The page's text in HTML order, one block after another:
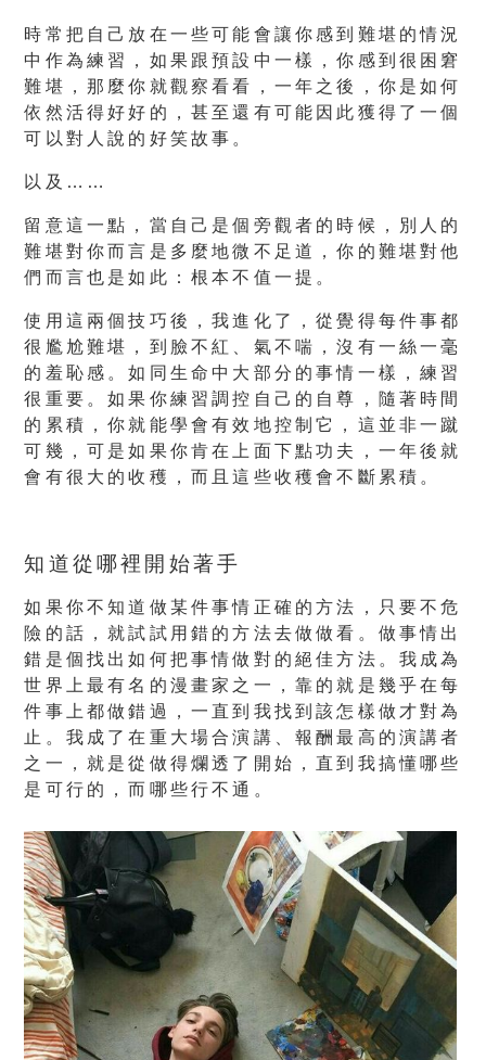
時常把自己放在一些可能會讓你感到難堪的情況
中作為練習，如果跟預設中一樣，你感到很困窘
難堪，那麼你就觀察看看，一年之後，你是如何
依然活得好好的，甚至還有可能因此獲得了一個
可以對人說的好笑故事。
以及……
留意這一點，當自己是個旁觀者的時候，別人的
難堪對你而言是多麼地微不足道，你的難堪對他
們而言也是如此：根本不值一提。
使用這兩個技巧後，我進化了，從覺得每件事都
很尷尬難堪，到臉不紅、氣不喘，沒有一絲一毫
的羞恥感。如同生命中大部分的事情一樣，練習
很重要。如果你練習調控自己的自尊，隨著時間
的累積，你就能學會有效地控制它，這並非一蹴
可幾，可是如果你肯在上面下點功夫，一年後就
會有很大的收穫，而且這些收穫會不斷累積。
知道從哪裡開始著手
如果你不知道做某件事情正確的方法，只要不危
險的話，就試試用錯的方法去做做看。做事情出
錯是個找出如何把事情做對的絕佳方法。我成為
世界上最有名的漫畫家之一，靠的就是幾乎在每
件事上都做錯過，一直到我找到該怎樣做才對為
止。我成了在重大場合演講、報酬最高的演講者
之一，就是從做得爛透了開始，直到我搞懂哪些
是可行的，而哪些行不通。